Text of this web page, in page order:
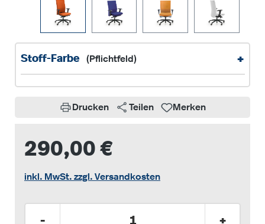
Stoff-Farbe (Pflichtfeld) +
Drucken Teilen Merken
290,00 €
inkl. MwSt. zzgl. Versandkosten
- +